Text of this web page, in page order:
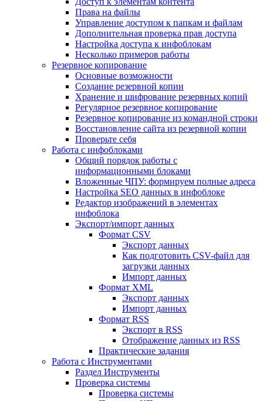
Права на файлы
Управление доступом к папкам и файлам
Дополнительная проверка прав доступа
Настройка доступа к инфоблокам
Несколько примеров работы
Резервное копирование
Основные возможности
Создание резервной копии
Хранение и шифрование резервных копий
Регулярное резервное копирование
Резервное копирование из командной строки
Восстановление сайта из резервной копии
Проверьте себя
Работа с инфоблоками
Общий порядок работы с
информационными блоками
Вложенные ЧПУ: формируем полные адреса
Настройка SEO данных в инфоблоке
Редактор изображений в элементах
инфоблока
Экспорт/импорт данных
Формат CSV
Экспорт данных
Как подготовить CSV-файл для
загрузки данных
Импорт данных
Формат XML
Экспорт данных
Импорт данных
Формат RSS
Экспорт в RSS
Отображение данных из RSS
Практические задания
Работа с Инструментами
Раздел Инструменты
Проверка системы
Проверка системы